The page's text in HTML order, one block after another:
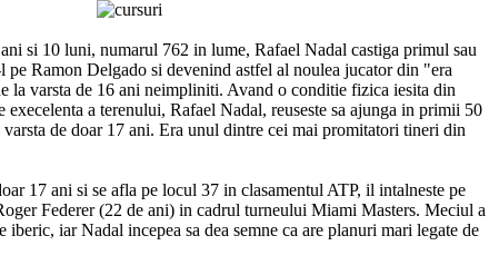
si 10 luni, numarul 762 in lume, Rafael Nadal castiga primul sau
Ramon Delgado si devenind astfel al noulea jucator din "era
la varsta de 16 ani neimpliniti. Avand o conditie fizica iesita din
a terenului, Rafael Nadal, reuseste sa ajunga in primii 50
de doar 17 ani. Era unul dintre cei mai promitatori tineri din
17 ani si se afla pe locul 37 in clasamentul ATP, il intalneste pe
Federer (22 de ani) in cadrul turneului Miami Masters. Meciul a
iar Nadal incepea sa dea semne ca are planuri mari legate de